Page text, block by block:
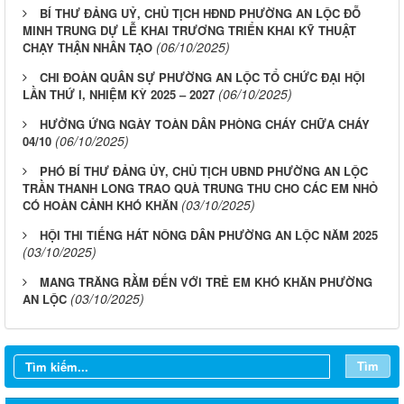
BÍ THƯ ĐẢNG UỶ, CHỦ TỊCH HĐND PHƯỜNG AN LỘC ĐỖ
MINH TRUNG DỰ LỄ KHAI TRƯƠNG TRIỂN KHAI KỸ THUẬT
CHẠY THẬN NHÂN TẠO (06/10/2025)
CHI ĐOÀN QUÂN SỰ PHƯỜNG AN LỘC TỔ CHỨC ĐẠI HỘI
LẦN THỨ I, NHIỆM KỲ 2025 – 2027 (06/10/2025)
HƯỞNG ỨNG NGÀY TOÀN DÂN PHÒNG CHÁY CHỮA CHÁY
04/10 (06/10/2025)
PHÓ BÍ THƯ ĐẢNG ỦY, CHỦ TỊCH UBND PHƯỜNG AN LỘC
TRẦN THANH LONG TRAO QUÀ TRUNG THU CHO CÁC EM NHỎ
CÓ HOÀN CẢNH KHÓ KHĂN (03/10/2025)
HỘI THI TIẾNG HÁT NÔNG DÂN PHƯỜNG AN LỘC NĂM 2025
(03/10/2025)
MANG TRĂNG RẰM ĐẾN VỚI TRẺ EM KHÓ KHĂN PHƯỜNG
AN LỘC (03/10/2025)
Tìm